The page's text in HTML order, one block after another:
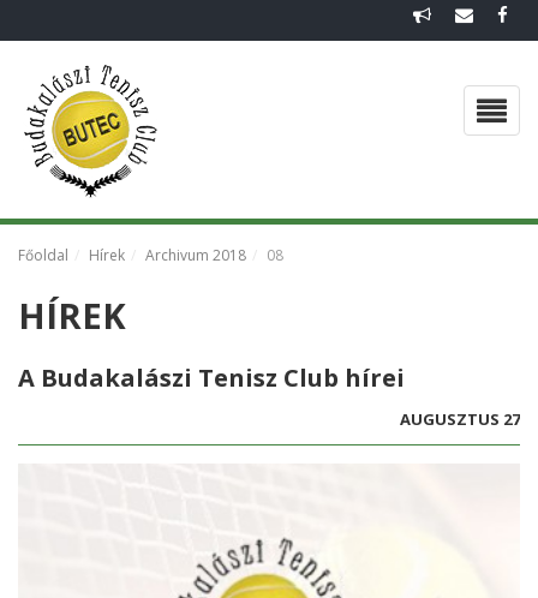
Főoldal Hírek Archivum 2018 08
HÍREK
A Budakalászi Tenisz Club hírei
AUGUSZTUS 27
EGYESÜLETI DOKUMENTUMOK
CSAPATOK 2026
VISSZAEMLÉKEZÉS